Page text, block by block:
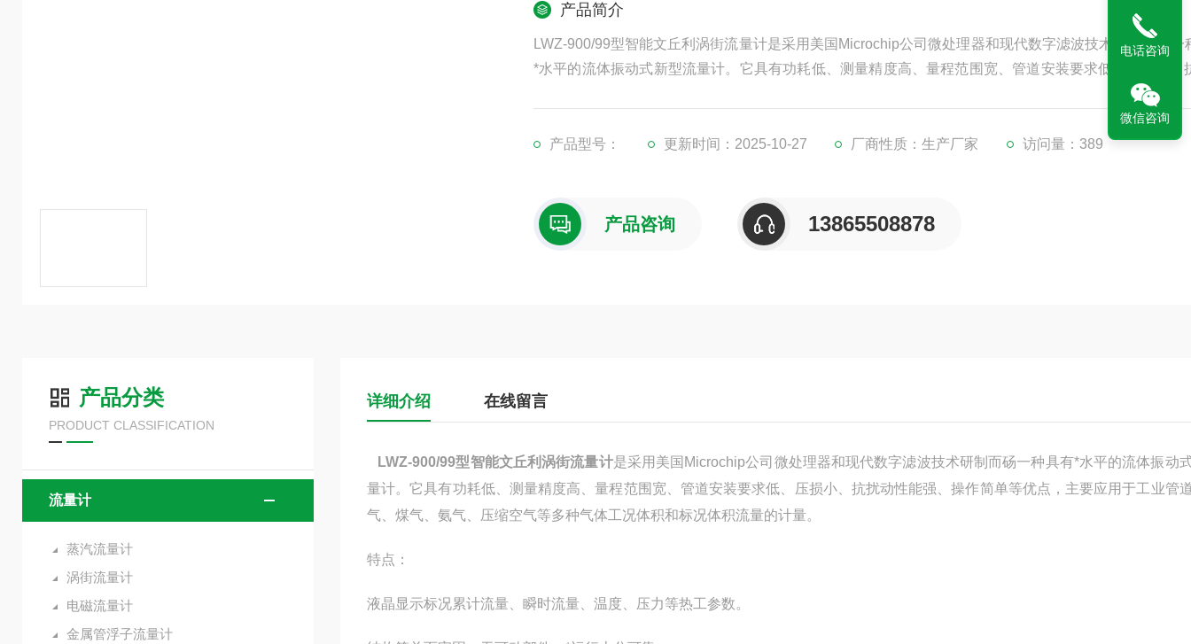
产品简介
LWZ-900/99型智能文丘利涡街流量计是采用美国Microchip公司微处理器和现代数字滤波技术研制而砀一
*水平的流体振动式新型流量计。它具有功耗低、测量精度高、量程范围宽、管道安装要求低、压损小、
性能强、操作简单等优点，主要应用于工业管道中天然气、煤气、氨气、压缩空气等多种气体工况体积
产品型号：
更新时间：2025-10-27 厂商性质：生产厂家 访问量：389
产品咨询 13865508878
产品分类
PRODUCT CLASSIFICATION
流量计
蒸汽流量计
涡街流量计
电磁流量计
金属管浮子流量计
详细介绍 在线留言
LWZ-900/99型智能文丘利涡街流量计是采用美国Microchip公司微处理器和现代数字滤波技术研制而砀一种具有*水平的流体振动
量计。它具有功耗低、测量精度高、量程范围宽、管道安装要求低、压损小、抗扰动性能强、操作简单等优点，主要应用于工业管
气、煤气、氨气、压缩空气等多种气体工况体积和标况体积流量的计量。
特点：
液晶显示标况累计流量、瞬时流量、温度、压力等热工参数。
电话咨询
微信咨询